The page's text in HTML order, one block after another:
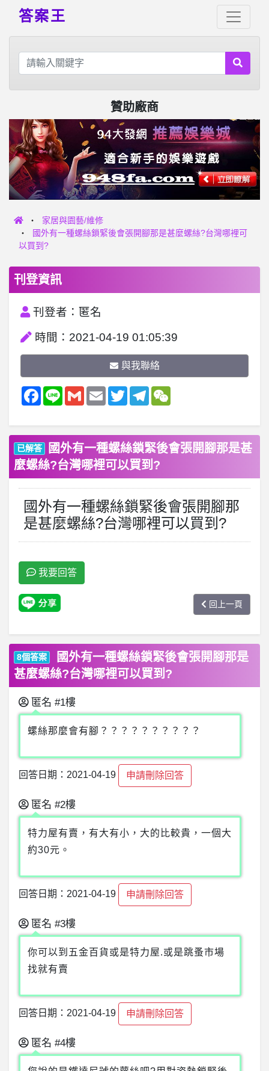
答案王
贊助廠商
家居與園藝/維修
國外有一種螺絲鎖緊後會張開腳那是甚麼螺絲?台灣哪裡可
以買到?
刊登資訊
刊登者：匿名
時間：2021-04-19 01:05:39
與我聯絡
Facebook
Line GmailEmail TwitterTelegramWeChat
已解答
國外有一種螺絲鎖緊後會張開腳那是甚
麼螺絲?台灣哪裡可以買到?
國外有一種螺絲鎖緊後會張開腳那
是甚麼螺絲?台灣哪裡可以買到?
我要回答
回上一頁
8個答案
國外有一種螺絲鎖緊後會張開腳那是
甚麼螺絲?台灣哪裡可以買到?
匿名 #1樓
螺絲那麼會有腳？？？？？？？？？？
回答日期：2021-04-19 申請刪除回答
匿名 #2樓
特力屋有賣，有大有小，大的比較貴，一個大
約30元。
回答日期：2021-04-19 申請刪除回答
匿名 #3樓
你可以到五金百貨或是特力屋.或是跳蚤市場
找就有賣
回答日期：2021-04-19 申請刪除回答
匿名 #4樓